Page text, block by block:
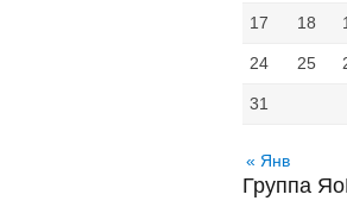
17 18
24 25
31
« Янв
Группа